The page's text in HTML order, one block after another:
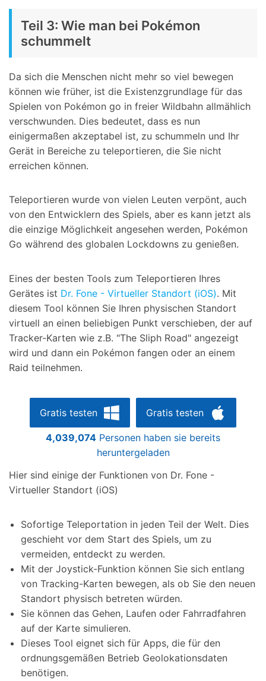
Teil 3: Wie man bei Pokémon
schummelt
Da sich die Menschen nicht mehr so viel bewegen
können wie früher, ist die Existenzgrundlage für das
Spielen von Pokémon go in freier Wildbahn allmählich
verschwunden. Dies bedeutet, dass es nun
einigermaßen akzeptabel ist, zu schummeln und Ihr
Gerät in Bereiche zu teleportieren, die Sie nicht
erreichen können.
Teleportieren wurde von vielen Leuten verpönt, auch
von den Entwicklern des Spiels, aber es kann jetzt als
die einzige Möglichkeit angesehen werden, Pokémon
Go während des globalen Lockdowns zu genießen.
Eines der besten Tools zum Teleportieren Ihres
Gerätes ist Dr. Fone - Virtueller Standort (iOS). Mit
diesem Tool können Sie Ihren physischen Standort
virtuell an einen beliebigen Punkt verschieben, der auf
Tracker-Karten wie z.B. "The Sliph Road" angezeigt
wird und dann ein Pokémon fangen oder an einem
Raid teilnehmen.
Gratis testen Gratis testen
4,039,074 Personen haben sie bereits
heruntergeladen
Hier sind einige der Funktionen von Dr. Fone -
Virtueller Standort (iOS)
Sofortige Teleportation in jeden Teil der Welt. Dies
geschieht vor dem Start des Spiels, um zu
vermeiden, entdeckt zu werden.
Mit der Joystick-Funktion können Sie sich entlang
von Tracking-Karten bewegen, als ob Sie den neuen
Standort physisch betreten würden.
Sie können das Gehen, Laufen oder Fahrradfahren
auf der Karte simulieren.
Dieses Tool eignet sich für Apps, die für den
ordnungsgemäßen Betrieb Geolokationsdaten
benötigen.